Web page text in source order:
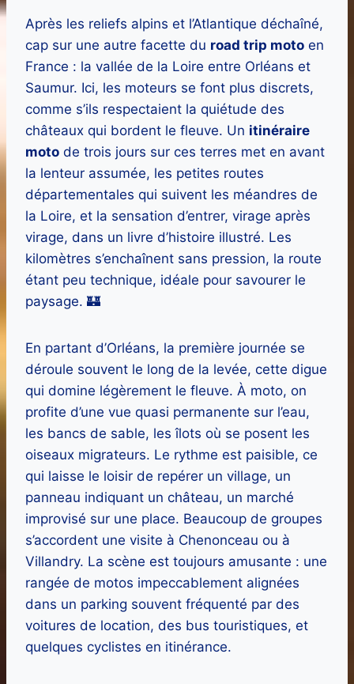
Après les reliefs alpins et l’Atlantique déchaîné,
cap sur une autre facette du road trip moto en
France : la vallée de la Loire entre Orléans et
Saumur. Ici, les moteurs se font plus discrets,
comme s’ils respectaient la quiétude des
châteaux qui bordent le fleuve. Un itinéraire
moto de trois jours sur ces terres met en avant
la lenteur assumée, les petites routes
départementales qui suivent les méandres de
la Loire, et la sensation d’entrer, virage après
virage, dans un livre d’histoire illustré. Les
kilomètres s’enchaînent sans pression, la route
étant peu technique, idéale pour savourer le
paysage. 🏰
En partant d’Orléans, la première journée se
déroule souvent le long de la levée, cette digue
qui domine légèrement le fleuve. À moto, on
profite d’une vue quasi permanente sur l’eau,
les bancs de sable, les îlots où se posent les
oiseaux migrateurs. Le rythme est paisible, ce
qui laisse le loisir de repérer un village, un
panneau indiquant un château, un marché
improvisé sur une place. Beaucoup de groupes
s’accordent une visite à Chenonceau ou à
Villandry. La scène est toujours amusante : une
rangée de motos impeccablement alignées
dans un parking souvent fréquenté par des
voitures de location, des bus touristiques, et
quelques cyclistes en itinérance.